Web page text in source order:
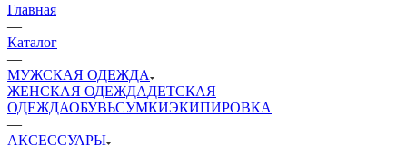
Главная
—
Каталог
—
МУЖСКАЯ ОДЕЖДА
ЖЕНСКАЯ ОДЕЖДАДЕТСКАЯ
ОДЕЖДАОБУВЬСУМКИЭКИПИРОВКА
—
АКСЕССУАРЫ